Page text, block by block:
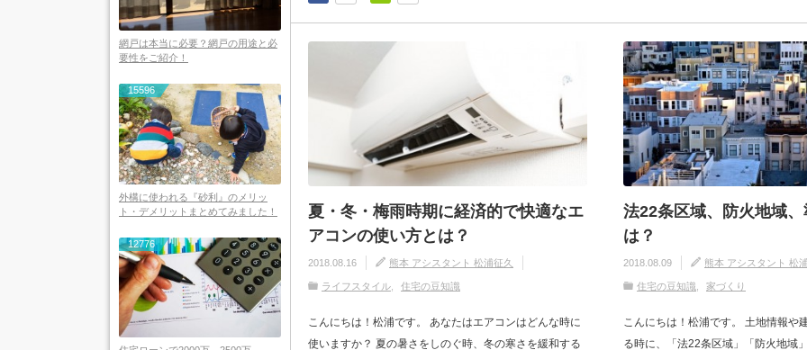
夏・冬・梅雨時期に経済的で快適なエ
アコンの使い方とは？
2018.08.16 熊本 アシスタント 松浦征久
ライフスタイル 住宅の豆知識
こんにちは！松浦です。 あなたはエアコンはどんな時に
使いますか？ 夏の暑さをしのぐ時、冬の寒さを緩和する
法22条区域、防火地域
は？
2018.08.09 熊本 アシスタント 松
住宅の豆知識 家づくり
こんにちは！松浦です。 土地情報や
る時に、「法22条区域」「防火地域
網戸は本当に必要？網戸の用途と必
要性をご紹介！
15596
外構に使われる『砂利』のメリッ
ト・デメリットまとめてみました！
12776